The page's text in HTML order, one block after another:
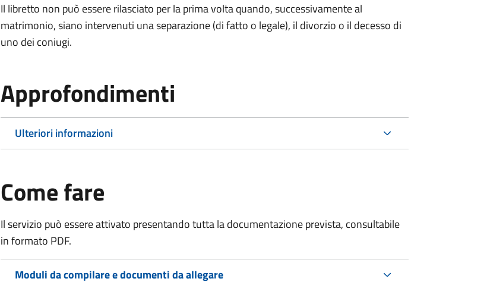
Il libretto non può essere rilasciato per la prima volta quando, successivamente al
matrimonio, siano intervenuti una separazione (di fatto o legale), il divorzio o il decesso di
uno dei coniugi.
Approfondimenti
Ulteriori informazioni
Come fare
Il servizio può essere attivato presentando tutta la documentazione prevista, consultabile
in formato PDF.
Moduli da compilare e documenti da allegare